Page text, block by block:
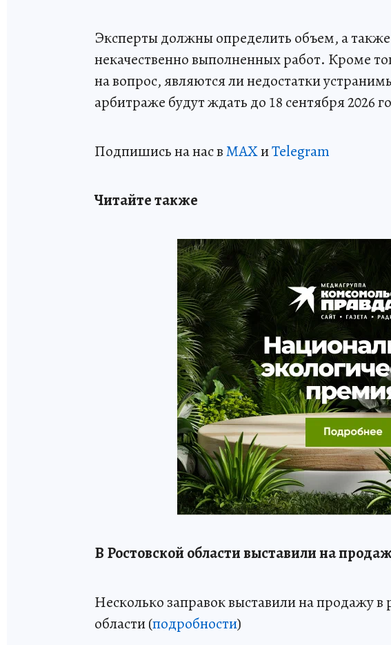
Эксперты должны определить объем, а также
некачественно выполненных работ. Кроме
на вопрос, являются ли недостатки
арбитраже будут ждать до 18 сентября 2026
Подпишись на нас вMAXиTelegram
Читайте также
В Ростовской области выставили на
Несколько заправок выставили на продажу в
области (подробности)